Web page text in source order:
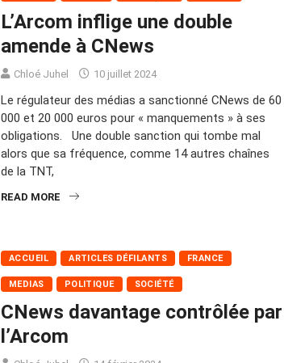
L’Arcom inflige une double
amende à CNews
Chloé Juhel 10 juillet 2024
Le régulateur des médias a sanctionné CNews de 60
000 et 20 000 euros pour « manquements » à ses
obligations. Une double sanction qui tombe mal
alors que sa fréquence, comme 14 autres chaînes
de la TNT,
READ MORE
ACCUEIL ARTICLES DÉFILANTS FRANCE
MEDIAS POLITIQUE SOCIÉTÉ
CNews davantage contrôlée par
l’Arcom